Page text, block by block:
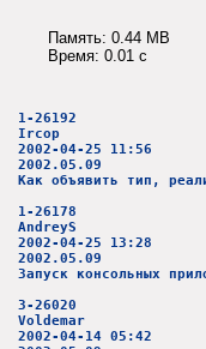
Память: 0.44 MB
Время: 0.01 c
1-26192
Ircop
2002-04-25 11:56
2002.05.09
Как объявить тип,
1-26178
AndreyS
2002-04-25 13:28
2002.05.09
Запуск консольных
3-26020
Voldemar
2002-04-14 05:42